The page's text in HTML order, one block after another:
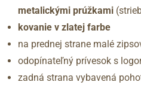
metalickými prúžkami
kovanie v zlatej farbe
na prednej strane malé
odopínateľný prívesok s
zadná strana vybavená